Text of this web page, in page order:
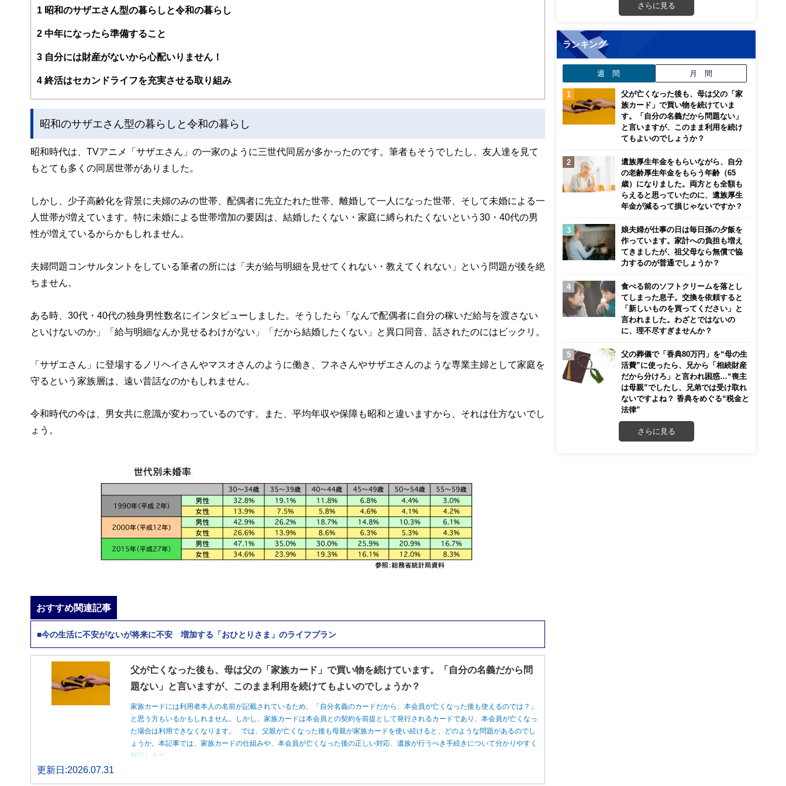
は資格を有しておらず『資格の大切さ』を実感し『人生のやり直し』を決意。自らの経験を活かした夫婦問題カウンセラーの資格を目指す中「離
だと心とお金』の幸せは三つ巴。からだと心の癒しや健康法は巷に情報が充実し身近なのに、なぜお金や資産の事はこんなに解りづらいのだろ
式、40歳を迎えたことを機に女性が資産運用について学び直す提案業務を行っている。
※確定拠出年金相談ねっと https://wiselife.biz/fp/mterakado/
1 昭和のサザエさん型の暮らしと令和の暮らし
2 中年になったら準備すること
3 自分には財産がないから心配いりません！
4 終活はセカンドライフを充実させる取り組み
昭和のサザエさん型の暮らしと令和の暮らし
昭和時代は、TVアニメ「サザエさん」の一家のように三世代同居が多かったのです。筆者もそうでしたし、友人達を見て
もとても多くの同居世帯がありました。
しかし、少子高齢化を背景に夫婦のみの世帯、配偶者に先立たれた世帯、離婚して一人になった世帯、そして未婚による一
人世帯が増えています。特に未婚による世帯増加の要因は、結婚したくない・家庭に縛られたくないという30・40代の男
性が増えているからかもしれません。
夫婦問題コンサルタントをしている筆者の所には「夫が給与明細を見せてくれない・教えてくれない」という問題が後を絶
ちません。
ある時、30代・40代の独身男性数名にインタビューしました。そうしたら「なんで配偶者に自分の稼いだ給与を渡さない
といけないのか」「給与明細なんか見せるわけがない」「だから結婚したくない」と異口同音、話されたのにはビックリ。
「サザエさん」に登場するノリヘイさんやマスオさんのように働き、フネさんやサザエさんのような専業主婦として家庭を
守るという家族層は、遠い昔話なのかもしれません。
令和時代の今は、男女共に意識が変わっているのです。また、平均年収や保障も昭和と違いますから、それは仕方ないでし
ょう。
おすすめ関連記事
■今の生活に不安がないが将来に不安 増加する「おひとりさま」のライフプラン
父が亡くなった後も、母は父の「家族カード」で買い物を続けています。「自分の名義だから問
題ない」と言いますが、このまま利用を続けてもよいのでしょうか？
家族カードには利用者本人の名前が記載されているため、「自分名義のカードだから、本会員が亡くなった後も使えるのでは？」
と思う方もいるかもしれません。しかし、家族カードは本会員との契約を前提として発行されるカードであり、本会員が亡くなっ
た場合は利用できなくなります。 では、父親が亡くなった後も母親が家族カードを使い続けると、どのような問題があるのでし
ょうか。本記事では、家族カードの仕組みや、本会員が亡くなった後の正しい対応、遺族が行うべき手続きについて分かりやすく
解説します。
更新日:2026.07.31
さらに見る
ランキング
週 間 月 間
父が亡くなった後も、母は父の「家
族カード」で買い物を続けていま
す。「自分の名義だから問題ない」
と言いますが、このまま利用を続け
てもよいのでしょうか？
遺族厚生年金をもらいながら、自分
の老齢厚生年金をもらう年齢（65
歳）になりました。両方とも全額も
らえると思っていたのに、遺族厚生
年金が減るって損じゃないですか？
娘夫婦が仕事の日は毎日孫の夕飯を
作っています。家計への負担も増え
てきましたが、祖父母なら無償で協
力するのが普通でしょうか？
食べる前のソフトクリームを落とし
てしまった息子。交換を依頼すると
「新しいものを買ってください」と
言われました。わざとではないの
に、理不尽すぎませんか？
父の葬儀で「香典80万円」を“母の生
活費”に使ったら、兄から「相続財産
だから分けろ」と言われ困惑…“喪主
は母親”でしたし、兄弟では受け取れ
ないですよね？ 香典をめぐる“税金と
法律”
さらに見る